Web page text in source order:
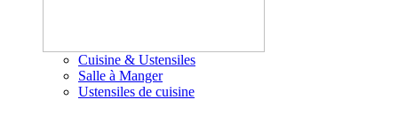
Cuisine & Ustensiles
Salle à Manger
Ustensiles de cuisine